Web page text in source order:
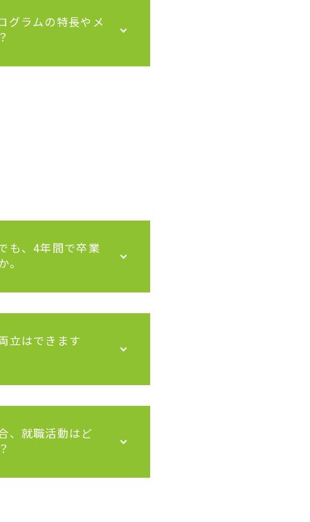
グラムの特長やメ
も、4年間で卒業
。
立はできます
、就職活動はど